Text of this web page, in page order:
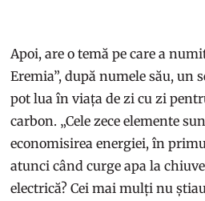
Apoi, are o temă pe care a
Eremia”, după numele său, un
pot lua în viața de zi cu zi
carbon. „Cele zece elemente
economisirea energiei, în
atunci când curge apa la
electrică? Cei mai mulți nu